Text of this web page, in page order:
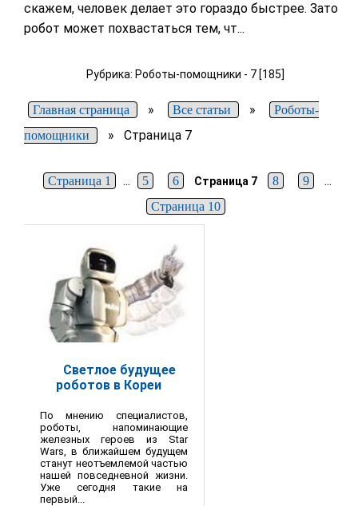
скажем, человек делает это гораздо быстрее. Зато
робот может похвастаться тем, чт...
Рубрика: Роботы-помощники - 7 [185]
Главная страница » Все статьи »
Роботы-
помощники
»Страница 7
Страница 1 ... 5 6 Страница 7 8 9 ...
Страница 10
Светлое будущее
роботов в Кореи
По мнению специалистов,
роботы, напоминающие
железных героев из Star
Wars, в ближайшем будущем
станут неотъемлемой частью
нашей повседневной жизни.
Уже сегодня такие на
первый...